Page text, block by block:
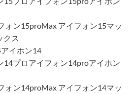
ォン15proMax アイフォン15マッ
クス
イホン14
14プロアイフォン14proアイホン
ォン14proMax アイフォン14マッ